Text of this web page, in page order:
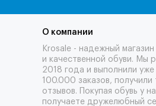
О компании
Krosale - надежный
и качественной обуви. Мы
2018 года и выполнили
100.000 заказов, получили
отзывов. Покупая обувь у
получаете дружелюбный